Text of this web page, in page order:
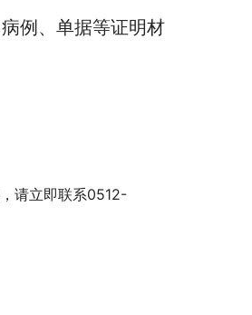
例、单据等证明材
请立即联系0512-